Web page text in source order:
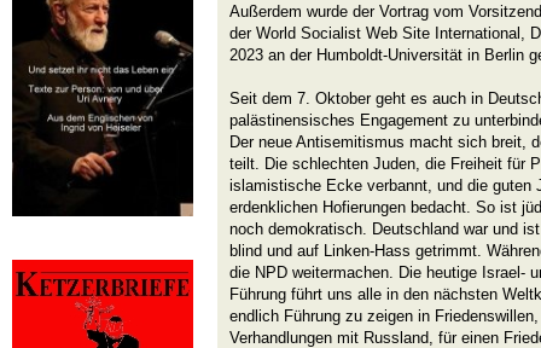
Außerdem wurde der Vortrag vom
der World Socialist Web Site International,
2023 an der Humboldt-Universität in Berlin
Seit dem 7. Oktober geht es auch in
palästinensisches Engagement zu
Der neue Antisemitismus macht sich breit,
teilt. Die schlechten Juden, die Freiheit für
islamistische Ecke verbannt, und die guten
erdenklichen Hofierungen bedacht. So ist
noch demokratisch. Deutschland war und
blind und auf Linken-Hass getrimmt.
die NPD weitermachen. Die heutige Israel-
Führung führt uns alle in den nächsten
endlich Führung zu zeigen in
Verhandlungen mit Russland, für einen